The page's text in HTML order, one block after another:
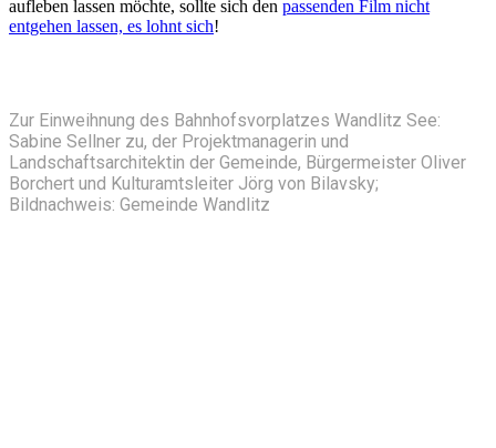
aufleben lassen möchte, sollte sich den passenden Film nicht
entgehen lassen, es lohnt sich!
Zur Einweihnung des Bahnhofsvorplatzes Wandlitz See:
Sabine Sellner zu, der Projektmanagerin und
Landschaftsarchitektin der Gemeinde, Bürgermeister Oliver
Borchert und Kulturamtsleiter Jörg von Bilavsky;
Bildnachweis: Gemeinde Wandlitz